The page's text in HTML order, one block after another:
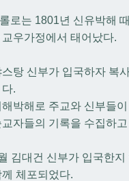
로는 1801년 신유박해
우가정에서 태어났다.
탕 신부가 입국하자 복
.
박해로 주교와 신부들
자들의 기록을 수집하
김대건 신부가 입국한
체포되었다.